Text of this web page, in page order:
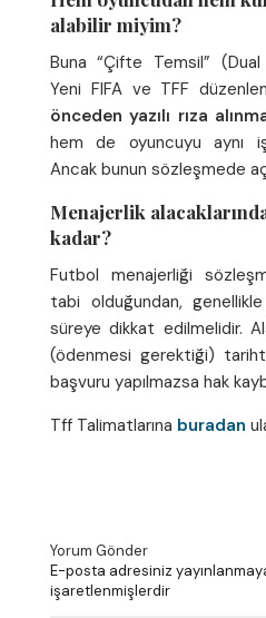
alabilir miyim?
Buna “Çifte Temsil”
Yeni FIFA ve TFF
önceden yazılı rıza
hem de oyuncuyu aynı
Ancak bunun sözleşmede
Menajerlik
kadar?
Futbol menajerliği
tabi olduğundan, genellikle
süreye dikkat edilmelidir.
(ödenmesi gerektiği)
başvuru yapılmazsa hak
Tff Talimatlarına buradan
Yorum Gönder
E-posta adresiniz
işaretlenmişlerdir